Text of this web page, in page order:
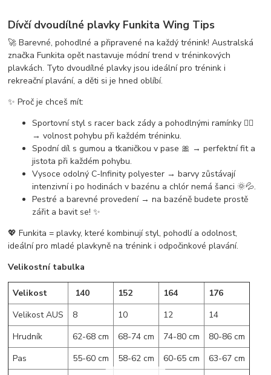
Dívčí dvoudílné plavky Funkita Wing Tips
🚀Barevné, pohodlné a připravené na každý trénink! Australská
značka Funkita opět nastavuje módní trend v tréninkových
plavkách. Tyto dvoudílné plavky jsou ideální protrénink i
rekreační plavání, a děti si je hned oblíbí.
✨Proč je chceš mít:
Sportovní styl sracer back zády a pohodlnými ramínky 🏊‍♀️
→ volnost pohybu při každém tréninku.
Spodní díl sgumou a tkaničkou v pase 🎀 → perfektní fit a
jistota při každém pohybu.
Vysoce odolnýC-Infinity polyester → barvy zůstávají
intenzivní i po hodinách v bazénu a chlór nemá šanci 🌞💦.
Pestré a barevné provedení → na bazéně budete prostě
zářit a bavit se! ✨
💖 Funkita =plavky, které kombinují styl, pohodlí a odolnost,
ideální pro mladé plavkyně na trénink i odpočinkové plavání.
Velikostní tabulka
Velikost 140 152 164
176
Velikost AUS
8 10 12
14
Hrudník
62-68 cm 68-74 cm 74-80 cm
80-86 cm
Pas
55-60 cm 58-62 cm 60-65 cm
63-67 cm